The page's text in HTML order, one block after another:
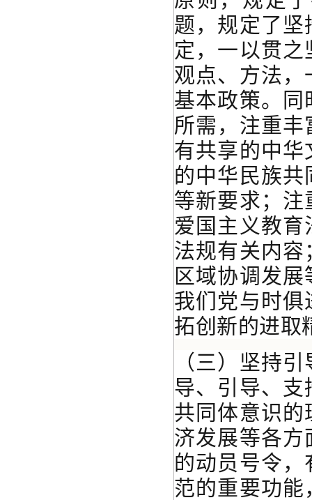
题，规定了
定，一以贯
观点、方法
基本政策。
所需，注重
有共享的中
的中华民族
等新要求；注
爱国主义教
法规有关内
区域协调发
我们党与时
拓创新的进取
（三）坚持
导、引导、
共同体意识
济发展等各
的动员号令
范的重要功